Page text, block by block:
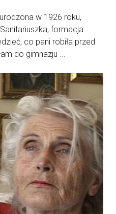
w 1926 roku,
Sanitariuszka, formacja
co pani robiła przed
do gimnazju ...